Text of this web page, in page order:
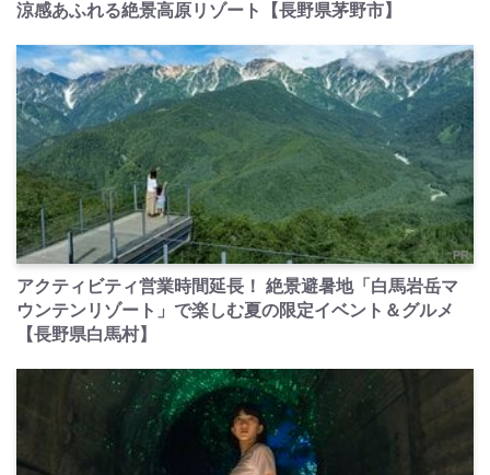
涼感あふれる絶景高原リゾート【長野県茅野市】
PR
アクティビティ営業時間延長！ 絶景避暑地「白馬岩岳マ
ウンテンリゾート」で楽しむ夏の限定イベント＆グルメ
【長野県白馬村】